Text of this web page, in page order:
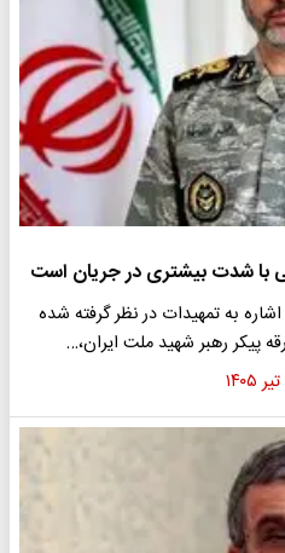
با شدت بیشتری در جریان است
به تمهیدات در نظر گرفته شده
پیکر رهبر شهید ملت ایران،…